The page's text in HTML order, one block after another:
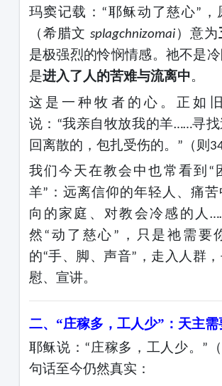
玛窦记载： “耶稣动了慈心”
（希腊文 splagchnizomai）意为
是极强烈的怜悯情感。祂不是
是进入了人的苦难与流离中。
这是一种牧者的心。正如
说： “我亲自牧放我的羊……寻
回离散的，包扎受伤的。
” （则
我们今天在教会中也常看到 “
羊” ：远离信仰的年轻人、痛
向的家庭、对教会冷感的人
然 “ 动了慈心 ”
，只是祂需要
的“手、脚、声音” ，走入人群
慰、宣讲。
二、 “庄稼多，工人少”：天主
耶稣说： “ 庄稼多，工人少。 ”
句话至今仍然真实：